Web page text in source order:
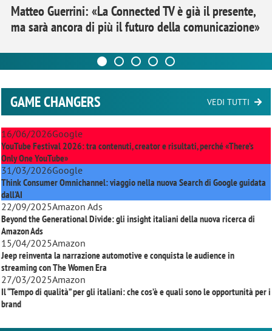
Matteo Guerrini: «La Connected TV è già il presente,
ma sarà ancora di più il futuro della comunicazione»
GAME CHANGERS VEDI TUTTI
16/06/2026Google
YouTube Festival 2026: tra contenuti, creator e risultati, perché «There’s
Only One YouTube»
31/03/2026Google
Think Consumer Omnichannel: viaggio nella nuova Search di Google guidata
dall'AI
22/09/2025Amazon Ads
Beyond the Generational Divide: gli insight italiani della nuova ricerca di
Amazon Ads
15/04/2025Amazon
Jeep reinventa la narrazione automotive e conquista le audience in
streaming conThe Women Era
27/03/2025Amazon
Il “Tempo di qualità” per gli italiani: che cos’è e quali sono le opportunità per i
brand